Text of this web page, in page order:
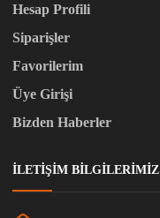
Hesap Profili
Siparişler
Favorilerim
Üye Girişi
Bizden Haberler
İLETIŞIM BILGILERIMIZ